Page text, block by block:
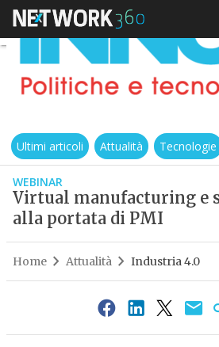
Ultimi articoli Attualità Tecnologie
WEBINAR
Virtual manufacturing e
alla portata di PMI
Home Attualità Industria 4.0